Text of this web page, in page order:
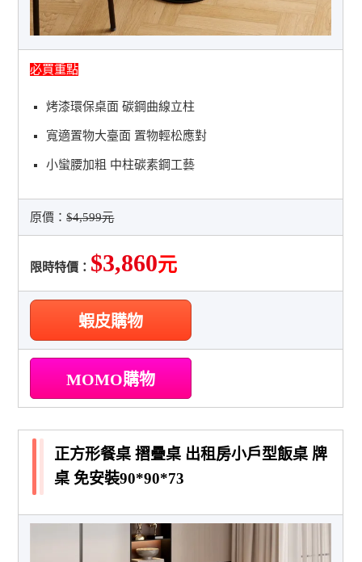
必買重點
烤漆環保桌面 碳鋼曲線立柱
寬適置物大臺面 置物輕松應對
小蠻腰加粗 中柱碳素鋼工藝
原價：$4,599元
限時特價： $3,860元
蝦皮購物
MOMO購物
正方形餐桌 摺疊桌 出租房小戶型飯桌 牌
桌 免安裝90*90*73